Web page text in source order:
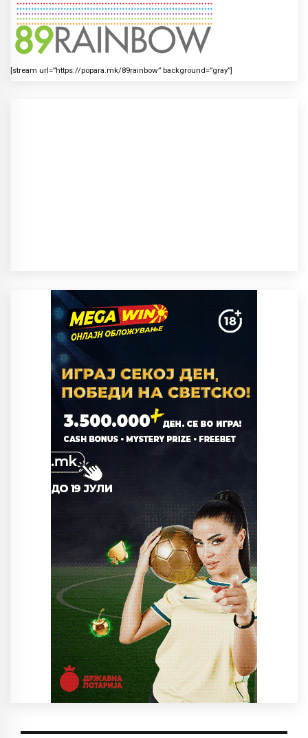
[stream url=”https://popara.mk/89rainbow” background=”gray”]